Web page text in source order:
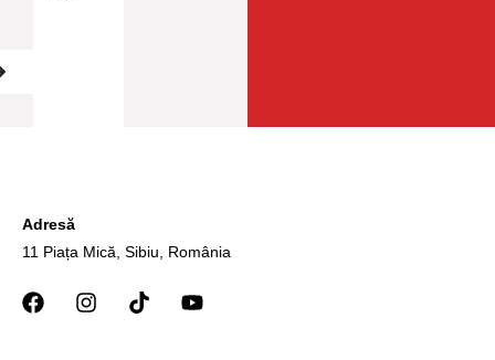
Adresă
11 Piața Mică, Sibiu, România